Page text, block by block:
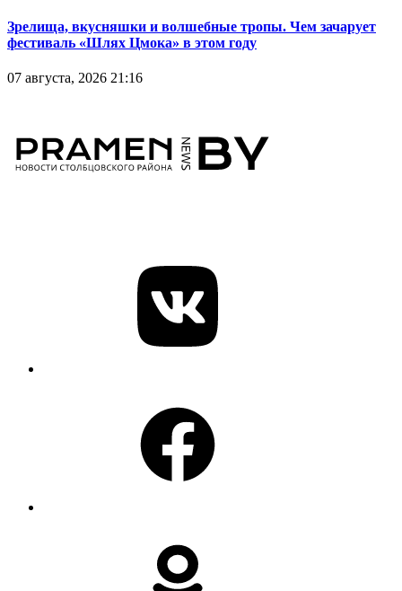
Зрелища, вкусняшки и волшебные тропы. Чем зачарует
фестиваль «Шлях Цмока» в этом году
07 августа, 2026 21:16